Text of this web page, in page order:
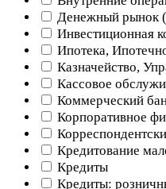
Денежный рынок
Инвестиционная
Ипотека,
Казначейство,
Кассовое
Коммерческий
Корпоративное
Кредитование
Кредиты
Кредиты: